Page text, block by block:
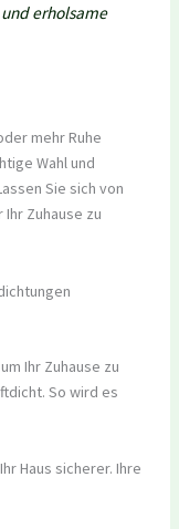
erholsame
mehr Ruhe
Wahl und
Sie sich von
Zuhause zu
Ihr Zuhause zu
So wird es
Haus sicherer. Ihre